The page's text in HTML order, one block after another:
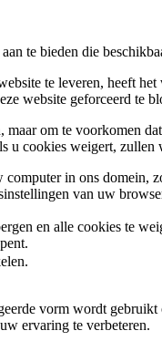
te bieden die
te leveren, heeft
website geforceerd te
om te voorkomen
u cookies weigert,
in ons
van uw
en alle cookies te
vorm wordt
ervaring te verbeteren.